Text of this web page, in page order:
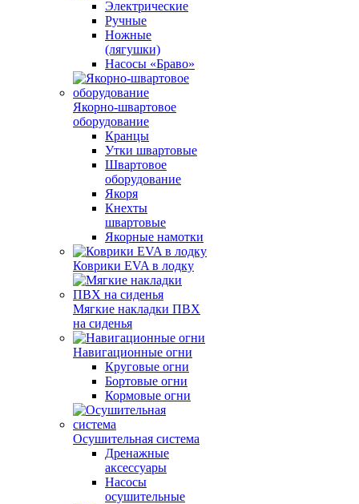
Электрические
Ручные
Ножные
(лягушки)
Насосы «Браво»
Якорно-швартовое
оборудование
Кранцы
Утки швартовые
Швартовое
оборудование
Якоря
Кнехты
швартовые
Якорные намотки
Коврики EVA в лодку
Мягкие накладки ПВХ
на сиденья
Навигационные огни
Круговые огни
Бортовые огни
Кормовые огни
Осушительная система
Дренажные
аксессуары
Насосы
осушительные